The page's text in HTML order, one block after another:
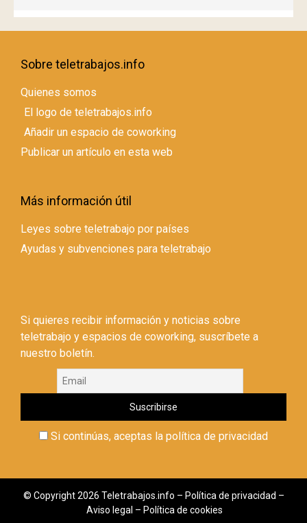
Sobre teletrabajos.info
Quienes somos
El logo de teletrabajos.info
Añadir un espacio de coworking
Publicar un artículo en esta web
Más información útil
Leyes sobre teletrabajo por países
Ayudas y subvenciones para teletrabajo
Si quieres recibir información y noticias sobre
teletrabajo y espacios de coworking, suscríbete a
nuestro boletín.
Si continúas, aceptas la política de privacidad
© Copyright 2026 Teletrabajos.info – Política de privacidad –
Aviso legal – Política de cookies